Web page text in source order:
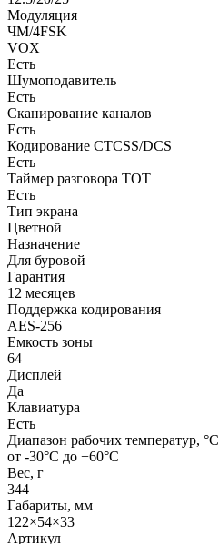
Модуляция
ЧМ/4FSK
VOX
Есть
Шумоподавитель
Есть
Сканирование каналов
Есть
Кодирование CTCSS/DCS
Есть
Таймер разговора ТОТ
Есть
Тип экрана
Цветной
Назначение
Для буровой
Гарантия
12 месяцев
Поддержка кодирования
AES-256
Емкость зоны
64
Дисплей
Да
Клавиатура
Есть
Диапазон рабочих температур, °С
от -30°С до +60°С
Вес, г
344
Габариты, мм
122×54×33
Артикул